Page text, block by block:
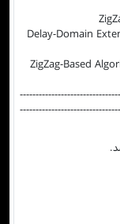
Delay-Domain
ZigZag-Based